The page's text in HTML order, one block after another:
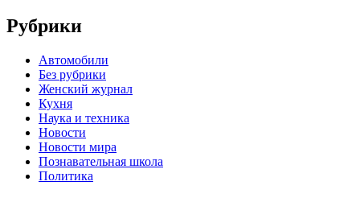
Рубрики
Автомобили
Без рубрики
Женский журнал
Кухня
Наука и техника
Новости
Новости мира
Познавательная школа
Политика